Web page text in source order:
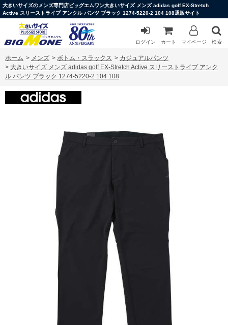
大きいサイズのメンズ専門店ビッグエムワン大きいサイズ メンズ adidas golf EX-Stretch
Active スリーストライプ アンクル パンツ ブラック 1274-5220-2 104 108通販サイト
ログイン カート マイページ 検索
ホーム > メンズ > ボトム・スラックス > カジュアルパンツ
> 大きいサイズ メンズ adidas golf EX-Stretch Active スリーストライプ アンク
ル パンツ ブラック 1274-5220-2 104 108